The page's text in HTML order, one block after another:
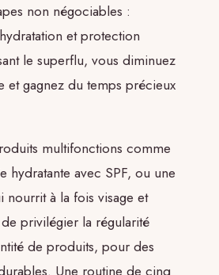
non négociables :
et protection
le superflu, vous diminuez
et gagnez du temps précieux
multifonctions comme
hydratante avec SPF, ou une
nourrit à la fois visage et
privilégier la régularité
de produits, pour des
Une routine de cinq